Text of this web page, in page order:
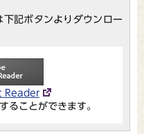
記ボタンよりダウンロー
Reader
ることができます。